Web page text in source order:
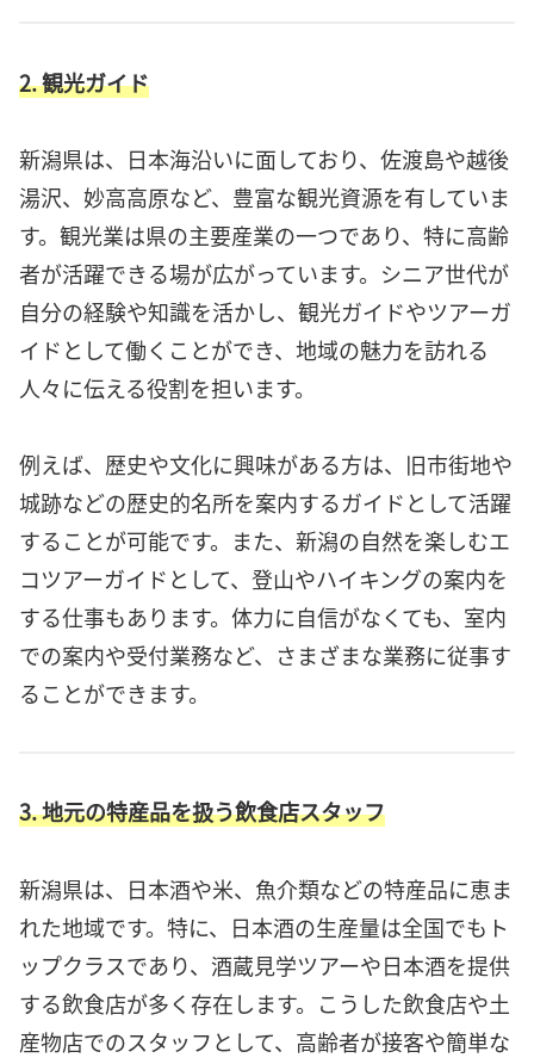
2. 観光ガイド
新潟県は、日本海沿いに面しており、佐渡島や越後
湯沢、妙高高原など、豊富な観光資源を有していま
す。観光業は県の主要産業の一つであり、特に高齢
者が活躍できる場が広がっています。シニア世代が
自分の経験や知識を活かし、観光ガイドやツアーガ
イドとして働くことができ、地域の魅力を訪れる
人々に伝える役割を担います。
例えば、歴史や文化に興味がある方は、旧市街地や
城跡などの歴史的名所を案内するガイドとして活躍
することが可能です。また、新潟の自然を楽しむエ
コツアーガイドとして、登山やハイキングの案内を
する仕事もあります。体力に自信がなくても、室内
での案内や受付業務など、さまざまな業務に従事す
ることができます。
3. 地元の特産品を扱う飲食店スタッフ
新潟県は、日本酒や米、魚介類などの特産品に恵ま
れた地域です。特に、日本酒の生産量は全国でもト
ップクラスであり、酒蔵見学ツアーや日本酒を提供
する飲食店が多く存在します。こうした飲食店や土
産物店でのスタッフとして、高齢者が接客や簡単な